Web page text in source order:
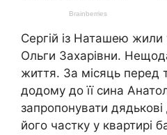
Сергій із Наташею жили
Ольги Захарівни.
життя. За місяць перед
додому до її сина
запропонувати
його частку у квартирі